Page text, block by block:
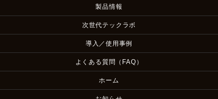
製品情報
次世代テックラボ
導入／使用事例
よくある質問（FAQ）
ホーム